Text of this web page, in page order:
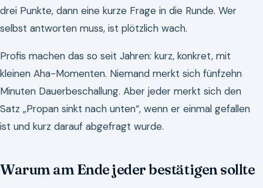
drei Punkte, dann eine kurze Frage in die Runde. Wer
selbst antworten muss, ist plötzlich wach.
Profis machen das so seit Jahren: kurz, konkret, mit
kleinen Aha-Momenten. Niemand merkt sich fünfzehn
Minuten Dauerbeschallung. Aber jeder merkt sich den
Satz „Propan sinkt nach unten“, wenn er einmal gefallen
ist und kurz darauf abgefragt wurde.
Warum am Ende jeder bestätigen sollte